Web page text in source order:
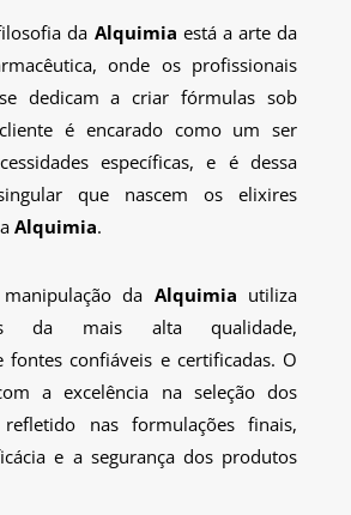
da Alquimia está a arte da
onde os profissionais
se dedicam a criar fórmulas sob
é encarado como um ser
específicas, e é dessa
que nascem os elixires
Alquimia.
da Alquimia utiliza
da mais alta qualidade,
fontes confiáveis e certificadas. O
a excelência na seleção dos
nas formulações finais,
e a segurança dos produtos